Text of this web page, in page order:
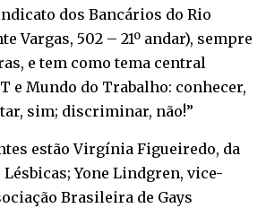
dos Bancários do Rio
Vargas, 502 – 21º andar), sempre
e tem como tema central
e Mundo do Trabalho: conhecer,
sim; discriminar, não!”
estão Virgínia Figueiredo, da
Yone Lindgren, vice-
Brasileira de Gays